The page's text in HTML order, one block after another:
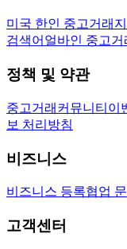
미국 한인 중고거래
검색어 얼바인 중고거
정책 및 약관
중고거래 커뮤니티 이
보 처리방침
비즈니스
비즈니스 등록협업
고객센터